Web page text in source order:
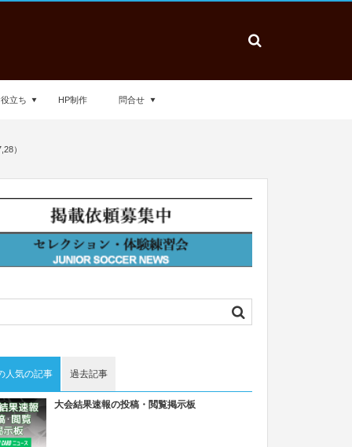
立ち HP制作 問合せ
）
人気の記事 過去記事
大会結果速報の投稿・閲覧掲示板